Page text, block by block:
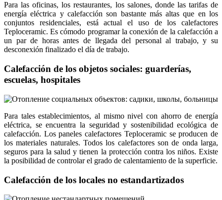
Para las oficinas, los restaurantes, los salones, donde las tarifas de
energía eléctrica y calefacción son bastante más altas que en los
conjuntos residenciales, está actual el uso de los calefactores
Teploceramic. Es cómodo programar la conexión de la calefacción a
un par de horas antes de llegada del personal al trabajo, y su
desconexión finalizado el día de trabajo.
Calefacción de los objetos sociales: guarderías,
escuelas, hospitales
Para tales establecimientos, al mismo nivel con ahorro de energía
eléctrica, se encuentra la seguridad y sostenibilidad ecológica de
calefacción. Los paneles calefactores Teploceramic se producen de
los materiales naturales. Todos los calefactores son de onda larga,
seguros para la salud y tienen la protección contra los niños. Existe
la posibilidad de controlar el grado de calentamiento de la superficie.
Calefacción de los locales no estandartizados